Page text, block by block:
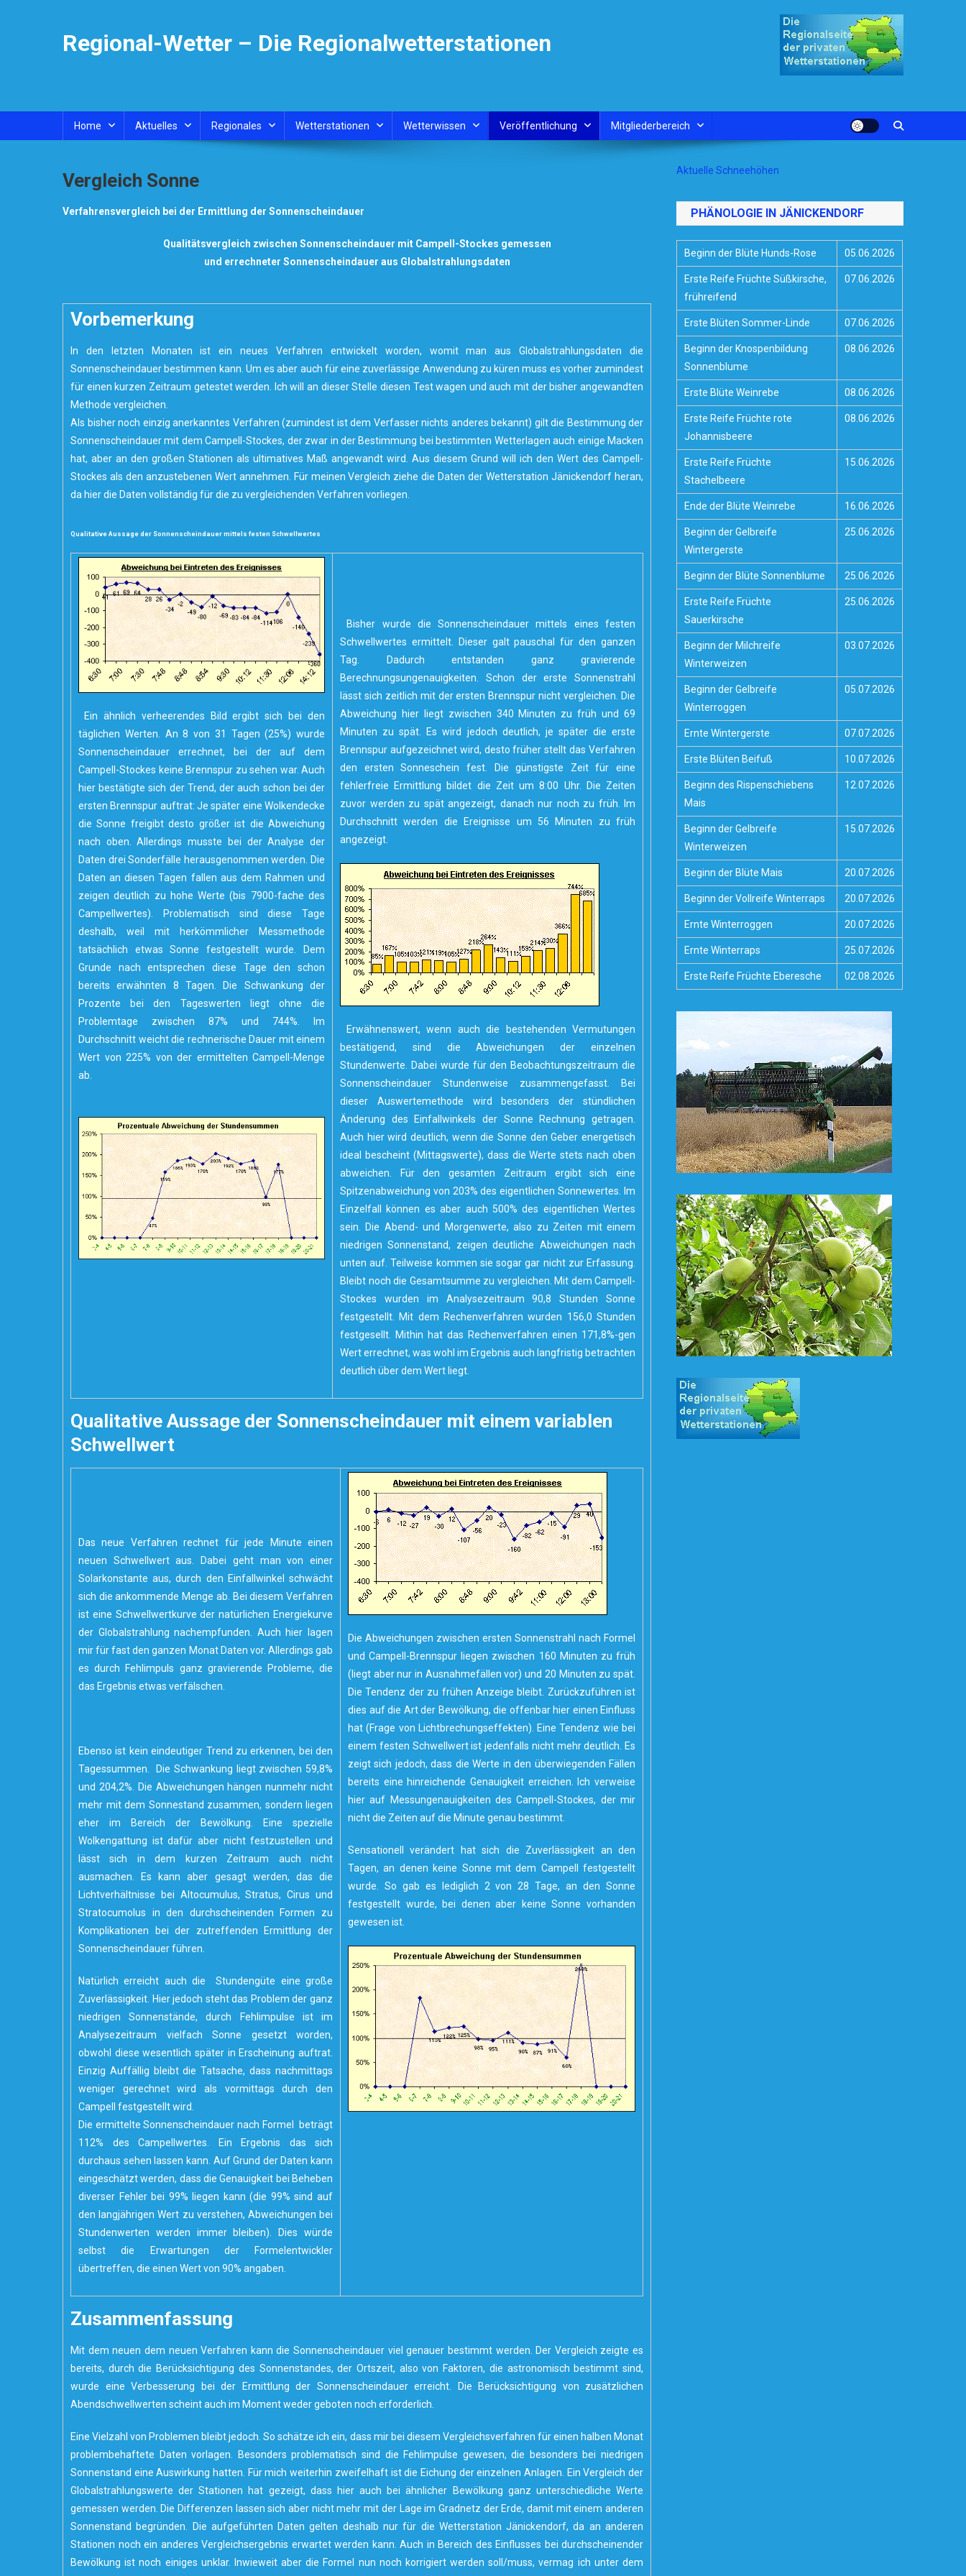
Regional-Wetter – Die Regionalwetterstationen
Home Aktuelles Regionales Wetterstationen Wetterwissen Veröffentlichung Mitgliederbereich
Vergleich Sonne
Verfahrensvergleich bei der Ermittlung der Sonnenscheindauer
Qualitätsvergleich zwischen Sonnenscheindauer mit Campell-Stockes gemessen
und errechneter Sonnenscheindauer aus Globalstrahlungsdaten
Vorbemerkung
In den letzten Monaten ist ein neues Verfahren entwickelt worden, womit man aus Globalstrahlungsdaten die
Sonnenscheindauer bestimmen kann. Um es aber auch für eine zuverlässige Anwendung zu küren muss es vorher zumindest
für einen kurzen Zeitraum getestet werden. Ich will an dieser Stelle diesen Test wagen und auch mit der bisher angewandten
Methode vergleichen.
Als bisher noch einzig anerkanntes Verfahren (zumindest ist dem Verfasser nichts anderes bekannt) gilt die Bestimmung der
Sonnenscheindauer mit dem Campell-Stockes, der zwar in der Bestimmung bei bestimmten Wetterlagen auch einige Macken
hat, aber an den großen Stationen als ultimatives Maß angewandt wird. Aus diesem Grund will ich den Wert des Campell-
Stockes als den anzustebenen Wert annehmen. Für meinen Vergleich ziehe die Daten der Wetterstation Jänickendorf heran,
da hier die Daten vollständig für die zu vergleichenden Verfahren vorliegen.
Qualitative Aussage der Sonnenscheindauer mittels festen Schwellwertes
Ein ähnlich verheerendes Bild ergibt sich bei den
täglichen Werten. An 8 von 31 Tagen (25%) wurde
Sonnenscheindauer errechnet, bei der auf dem
Campell-Stockes keine Brennspur zu sehen war. Auch
hier bestätigte sich der Trend, der auch schon bei der
ersten Brennspur auftrat: Je später eine Wolkendecke
die Sonne freigibt desto größer ist die Abweichung
nach oben. Allerdings musste bei der Analyse der
Daten drei Sonderfälle herausgenommen werden. Die
Daten an diesen Tagen fallen aus dem Rahmen und
zeigen deutlich zu hohe Werte (bis 7900-fache des
Campellwertes). Problematisch sind diese Tage
deshalb, weil mit herkömmlicher Messmethode
tatsächlich etwas Sonne festgestellt wurde. Dem
Grunde nach entsprechen diese Tage den schon
bereits erwähnten 8 Tagen. Die Schwankung der
Prozente bei den Tageswerten liegt ohne die
Problemtage zwischen 87% und 744%. Im
Durchschnitt weicht die rechnerische Dauer mit einem
Wert von 225% von der ermittelten Campell-Menge
ab.
Bisher wurde die Sonnenscheindauer mittels eines festen
Schwellwertes ermittelt. Dieser galt pauschal für den ganzen
Tag. Dadurch entstanden ganz gravierende
Berechnungsungenauigkeiten. Schon der erste Sonnenstrahl
lässt sich zeitlich mit der ersten Brennspur nicht vergleichen. Die
Abweichung hier liegt zwischen 340 Minuten zu früh und 69
Minuten zu spät. Es wird jedoch deutlich, je später die erste
Brennspur aufgezeichnet wird, desto früher stellt das Verfahren
den ersten Sonneschein fest. Die günstigste Zeit für eine
fehlerfreie Ermittlung bildet die Zeit um 8:00 Uhr. Die Zeiten
zuvor werden zu spät angezeigt, danach nur noch zu früh. Im
Durchschnitt werden die Ereignisse um 56 Minuten zu früh
angezeigt.
Erwähnenswert, wenn auch die bestehenden Vermutungen
bestätigend, sind die Abweichungen der einzelnen
Stundenwerte. Dabei wurde für den Beobachtungszeitraum die
Sonnenscheindauer Stundenweise zusammengefasst. Bei
dieser Auswertemethode wird besonders der stündlichen
Änderung des Einfallwinkels der Sonne Rechnung getragen.
Auch hier wird deutlich, wenn die Sonne den Geber energetisch
ideal bescheint (Mittagswerte), dass die Werte stets nach oben
abweichen. Für den gesamten Zeitraum ergibt sich eine
Spitzenabweichung von 203% des eigentlichen Sonnewertes. Im
Einzelfall können es aber auch 500% des eigentlichen Wertes
sein. Die Abend- und Morgenwerte, also zu Zeiten mit einem
niedrigen Sonnenstand, zeigen deutliche Abweichungen nach
unten auf. Teilweise kommen sie sogar gar nicht zur Erfassung.
Bleibt noch die Gesamtsumme zu vergleichen. Mit dem Campell-
Stockes wurden im Analysezeitraum 90,8 Stunden Sonne
festgestellt. Mit dem Rechenverfahren wurden 156,0 Stunden
festgesellt. Mithin hat das Rechenverfahren einen 171,8%-gen
Wert errechnet, was wohl im Ergebnis auch langfristig betrachten
deutlich über dem Wert liegt.
Qualitative Aussage der Sonnenscheindauer mit einem variablen
Schwellwert
Das neue Verfahren rechnet für jede Minute einen
neuen Schwellwert aus. Dabei geht man von einer
Solarkonstante aus, durch den Einfallwinkel schwächt
sich die ankommende Menge ab. Bei diesem Verfahren
ist eine Schwellwertkurve der natürlichen Energiekurve
der Globalstrahlung nachempfunden. Auch hier lagen
mir für fast den ganzen Monat Daten vor. Allerdings gab
es durch Fehlimpuls ganz gravierende Probleme, die
das Ergebnis etwas verfälschen.
Ebenso ist kein eindeutiger Trend zu erkennen, bei den
Tagessummen. Die Schwankung liegt zwischen 59,8%
und 204,2%. Die Abweichungen hängen nunmehr nicht
mehr mit dem Sonnestand zusammen, sondern liegen
eher im Bereich der Bewölkung. Eine spezielle
Wolkengattung ist dafür aber nicht festzustellen und
lässt sich in dem kurzen Zeitraum auch nicht
ausmachen. Es kann aber gesagt werden, das die
Lichtverhältnisse bei Altocumulus, Stratus, Cirus und
Stratocumolus in den durchscheinenden Formen zu
Komplikationen bei der zutreffenden Ermittlung der
Sonnenscheindauer führen.
Natürlich erreicht auch die Stundengüte eine große
Zuverlässigkeit. Hier jedoch steht das Problem der ganz
niedrigen Sonnenstände, durch Fehlimpulse ist im
Analysezeitraum vielfach Sonne gesetzt worden,
obwohl diese wesentlich später in Erscheinung auftrat.
Einzig Auffällig bleibt die Tatsache, dass nachmittags
weniger gerechnet wird als vormittags durch den
Campell festgestellt wird.
Die ermittelte Sonnenscheindauer nach Formel beträgt
112% des Campellwertes. Ein Ergebnis das sich
durchaus sehen lassen kann. Auf Grund der Daten kann
eingeschätzt werden, dass die Genauigkeit bei Beheben
diverser Fehler bei 99% liegen kann (die 99% sind auf
den langjährigen Wert zu verstehen, Abweichungen bei
Stundenwerten werden immer bleiben). Dies würde
selbst die Erwartungen der Formelentwickler
übertreffen, die einen Wert von 90% angaben.
Die Abweichungen zwischen ersten Sonnenstrahl nach Formel
und Campell-Brennspur liegen zwischen 160 Minuten zu früh
(liegt aber nur in Ausnahmefällen vor) und 20 Minuten zu spät.
Die Tendenz der zu frühen Anzeige bleibt. Zurückzuführen ist
dies auf die Art der Bewölkung, die offenbar hier einen Einfluss
hat (Frage von Lichtbrechungseffekten). Eine Tendenz wie bei
einem festen Schwellwert ist jedenfalls nicht mehr deutlich. Es
zeigt sich jedoch, dass die Werte in den überwiegenden Fällen
bereits eine hinreichende Genauigkeit erreichen. Ich verweise
hier auf Messungenauigkeiten des Campell-Stockes, der mir
nicht die Zeiten auf die Minute genau bestimmt.
Sensationell verändert hat sich die Zuverlässigkeit an den
Tagen, an denen keine Sonne mit dem Campell festgestellt
wurde. So gab es lediglich 2 von 28 Tage, an den Sonne
festgestellt wurde, bei denen aber keine Sonne vorhanden
gewesen ist.
Zusammenfassung
Mit dem neuen dem neuen Verfahren kann die Sonnenscheindauer viel genauer bestimmt werden. Der Vergleich zeigte es
bereits, durch die Berücksichtigung des Sonnenstandes, der Ortszeit, also von Faktoren, die astronomisch bestimmt sind,
wurde eine Verbesserung bei der Ermittlung der Sonnenscheindauer erreicht. Die Berücksichtigung von zusätzlichen
Abendschwellwerten scheint auch im Moment weder geboten noch erforderlich.
Eine Vielzahl von Problemen bleibt jedoch. So schätze ich ein, dass mir bei diesem Vergleichsverfahren für einen halben Monat
problembehaftete Daten vorlagen. Besonders problematisch sind die Fehlimpulse gewesen, die besonders bei niedrigen
Sonnenstand eine Auswirkung hatten. Für mich weiterhin zweifelhaft ist die Eichung der einzelnen Anlagen. Ein Vergleich der
Globalstrahlungswerte der Stationen hat gezeigt, dass hier auch bei ähnlicher Bewölkung ganz unterschiedliche Werte
gemessen werden. Die Differenzen lassen sich aber nicht mehr mit der Lage im Gradnetz der Erde, damit mit einem anderen
Sonnenstand begründen. Die aufgeführten Daten gelten deshalb nur für die Wetterstation Jänickendorf, da an anderen
Stationen noch ein anderes Vergleichsergebnis erwartet werden kann. Auch in Bereich des Einflusses bei durchscheinender
Bewölkung ist noch einiges unklar. Inwieweit aber die Formel nun noch korrigiert werden soll/muss, vermag ich unter dem
Aktuelle Schneehöhen
PHÄNOLOGIE IN JÄNICKENDORF
Beginn der Blüte Hunds-Rose 05.06.2026
Erste Reife Früchte Süßkirsche,
frühreifend
07.06.2026
Erste Blüten Sommer-Linde 07.06.2026
Beginn der Knospenbildung
Sonnenblume
08.06.2026
Erste Blüte Weinrebe 08.06.2026
Erste Reife Früchte rote
Johannisbeere
08.06.2026
Erste Reife Früchte
Stachelbeere
15.06.2026
Ende der Blüte Weinrebe 16.06.2026
Beginn der Gelbreife
Wintergerste
25.06.2026
Beginn der Blüte Sonnenblume 25.06.2026
Erste Reife Früchte
Sauerkirsche
25.06.2026
Beginn der Milchreife
Winterweizen
03.07.2026
Beginn der Gelbreife
Winterroggen
05.07.2026
Ernte Wintergerste 07.07.2026
Erste Blüten Beifuß 10.07.2026
Beginn des Rispenschiebens
Mais
12.07.2026
Beginn der Gelbreife
Winterweizen
15.07.2026
Beginn der Blüte Mais 20.07.2026
Beginn der Vollreife Winterraps 20.07.2026
Ernte Winterroggen 20.07.2026
Ernte Winterraps 25.07.2026
Erste Reife Früchte Eberesche 02.08.2026